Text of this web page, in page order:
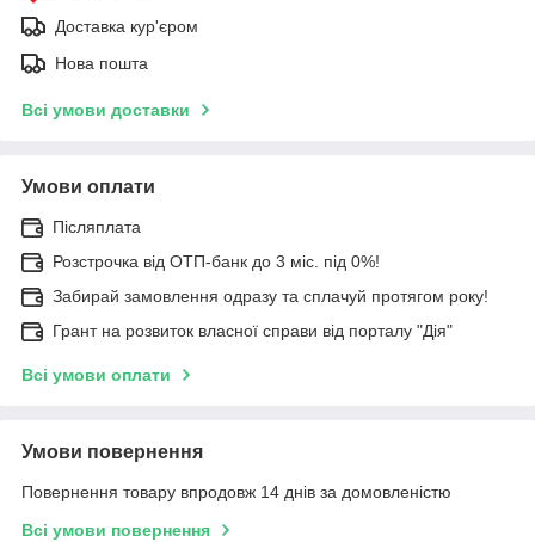
Доставка кур'єром
Нова пошта
Всі умови доставки
Умови оплати
Післяплата
Розстрочка від ОТП-банк до 3 міс. під 0%!
Забирай замовлення одразу та сплачуй протягом року!
Грант на розвиток власної справи від порталу "Дія"
Всі умови оплати
Умови повернення
Повернення товару впродовж 14 днів за домовленістю
Всі умови повернення